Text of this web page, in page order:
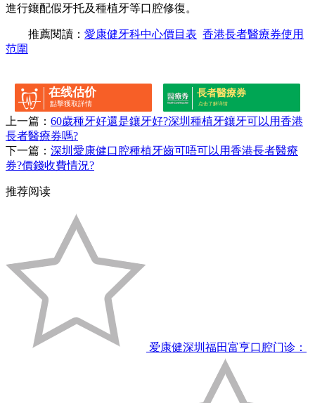
進行鑲配假牙托及種植牙等口腔修復。
推薦閱讀： 愛康健牙科中心價目表 香港長者醫療券使用
范圍
在线估价
點擊獲取詳情
長者醫療券
点击了解详情
上一篇： 60歲種牙好還是鑲牙好?深圳種植牙鑲牙可以用香港
長者醫療券嗎?
下一篇： 深圳愛康健口腔種植牙齒可唔可以用香港長者醫療
券?價錢收費情況?
推荐阅读
爱康健深圳福田富亨口腔门诊：